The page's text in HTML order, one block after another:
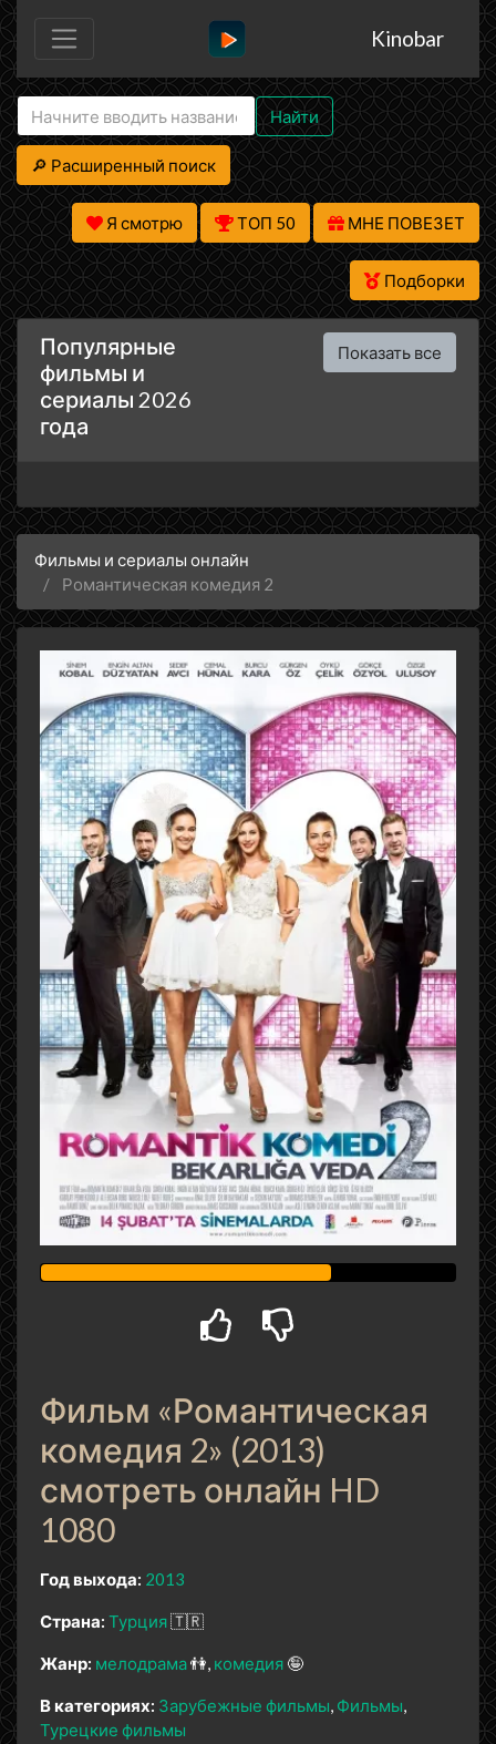
Kinobar
Найти
🔎 Расширенный поиск
Я смотрю ТОП 50 МНЕ ПОВЕЗЕТ
Подборки
Популярные
фильмы и
сериалы 2026
года
Показать все
Фильмы и сериалы онлайн
Романтическая комедия 2
Фильм «Романтическая
комедия 2» (2013)
смотреть онлайн HD
1080
Год выхода: 2013
Страна: Турция🇹🇷
Жанр: мелодрама👫 комедия 🤪
В категориях: Зарубежные фильмы Фильмы
Турецкие фильмы